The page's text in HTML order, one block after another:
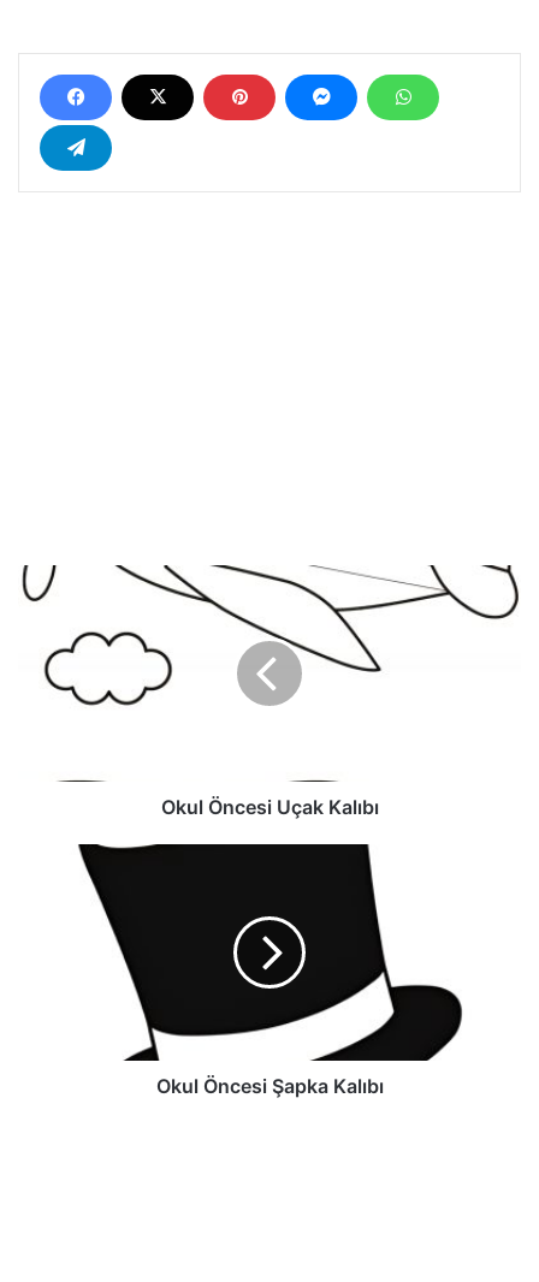
Okul Öncesi Uçak Kalıbı
Okul Öncesi Şapka Kalıbı